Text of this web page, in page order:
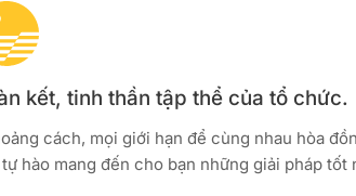
kết, tinh thần tập thể của tổ chức.
cách, mọi giới hạn để cùng nhau hòa
tự hào mang đến cho bạn những giải pháp tốt